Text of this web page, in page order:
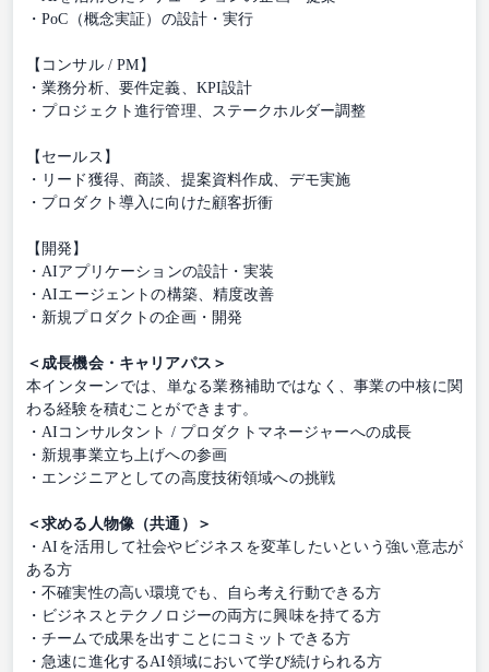
・PoC（概念実証）の設計・実行
【コンサル / PM】
・業務分析、要件定義、KPI設計
・プロジェクト進行管理、ステークホルダー調整
【セールス】
・リード獲得、商談、提案資料作成、デモ実施
・プロダクト導入に向けた顧客折衝
【開発】
・AIアプリケーションの設計・実装
・AIエージェントの構築、精度改善
・新規プロダクトの企画・開発
＜成長機会・キャリアパス＞
本インターンでは、単なる業務補助ではなく、事業の中核に関
わる経験を積むことができます。
・AIコンサルタント / プロダクトマネージャーへの成長
・新規事業立ち上げへの参画
・エンジニアとしての高度技術領域への挑戦
＜求める人物像（共通）＞
・AIを活用して社会やビジネスを変革したいという強い意志が
ある方
・不確実性の高い環境でも、自ら考え行動できる方
・ビジネスとテクノロジーの両方に興味を持てる方
・チームで成果を出すことにコミットできる方
・急速に進化するAI領域において学び続けられる方